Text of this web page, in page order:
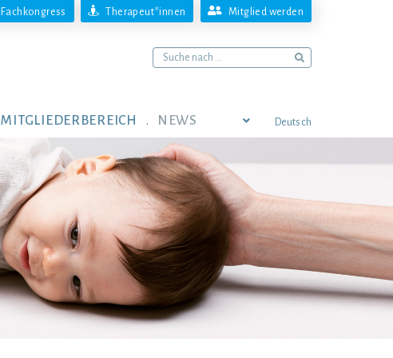
Fachkongress Therapeut*innen Mitglied werden
MITGLIEDERBEREICH NEWS Deutsch